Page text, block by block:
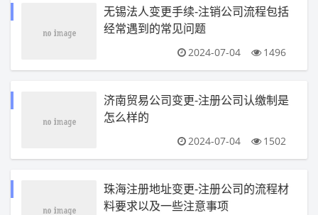
无锡法人变更手续-注销公司流程包括
经常遇到的常见问题
2024-07-04 1496
济南贸易公司变更-注册公司认缴制是
怎么样的
2024-07-04 1502
珠海注册地址变更-注册公司的流程材
料要求以及一些注意事项